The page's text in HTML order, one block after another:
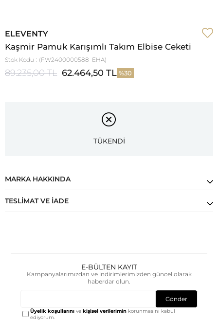
ELEVENTY
Kaşmir Pamuk Karışımlı Takım Elbise Ceketi
Stok Kodu (FW2400000588_EHA)
89.235,00 TL 62.464,50 TL 30
TÜKENDİ
MARKA HAKKINDA
TESLIMAT VE İADE
E-BÜLTEN KAYIT
Kampanyalarımızdan ve indirimlerimizden güncel olarak
haberdar olun.
Gönder
Üyelik koşullarını vekişisel verilerimin korunmasını kabul
ediyorum.